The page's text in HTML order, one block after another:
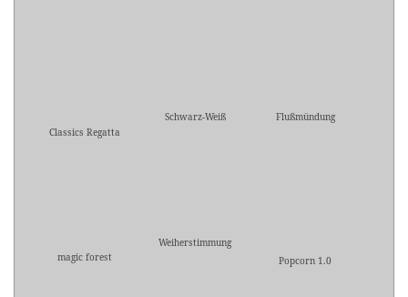
Classics Regatta
Schwarz-Weiß Flußmündung
magic forest
Weiherstimmung
Popcorn 1.0